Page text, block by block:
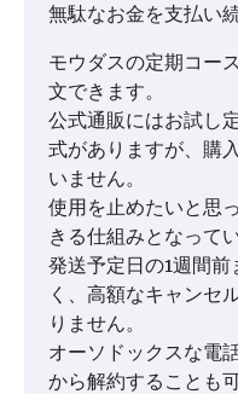
無駄なお金を支払い
モウダスの定期コー
文できます。
公式通販にはお試し
式がありますが、購
いません。
使用を止めたいと思
きる仕組みとなってい
発送予定日の1週間
く、高額なキャンセ
りません。
オーソドックスな電
から解約することも